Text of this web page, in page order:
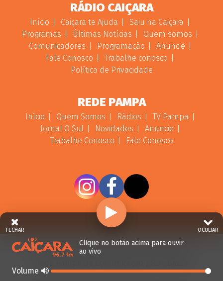
RÁDIO CAIÇARA
Início Caiçara te Ajuda
Saiu na Caiçara
Programas
Últimas Notícias
Quem somos
Comunicadores
Programação
Anuncie
Fale Conosco
Trabalhe conosco
Política de Privacidade
REDE PAMPA
Início Quem Somos Rádios
TV Pampa
Jornal O Sul
Novidades
Anuncie
Trabalhe Conosco
Fale Conosco
© 2026 - Direitos Reservados - Rádio Caiçara -
OCULTAR
FECHAR
Clique no botão acima para ouvir
ao vivo
Volume